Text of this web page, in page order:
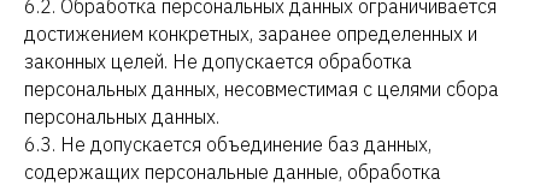
6.2. Обработка персональных данных ограничивается
достижением конкретных, заранее определенных и
законных целей. Не допускается обработка
персональных данных, несовместимая с целями сбора
персональных данных.
6.3. Не допускается объединение баз данных,
содержащих персональные данные, обработка